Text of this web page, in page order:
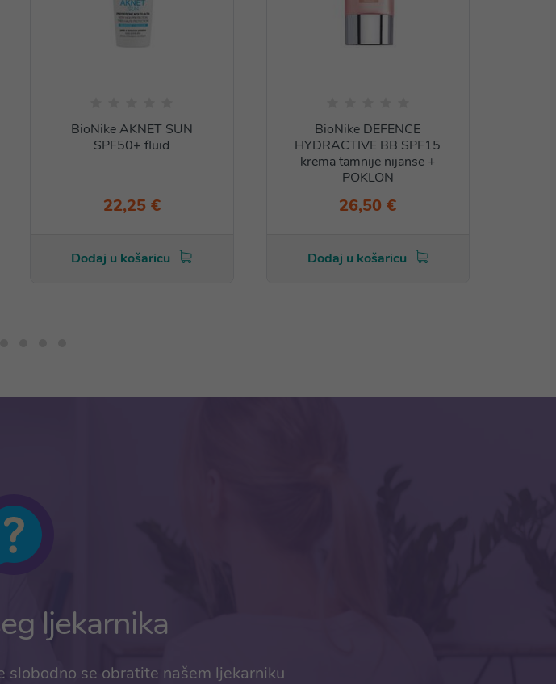
BioNike AKNET SUN
SPF50+ fluid
22,25 €
Dodaj u košaricu
BioNike DEFENCE
HYDRACTIVE BB SPF15
krema tamnije nijanse +
POKLON
26,50 €
Dodaj u košaricu
ljekarnika
se obratite našem ljekarniku